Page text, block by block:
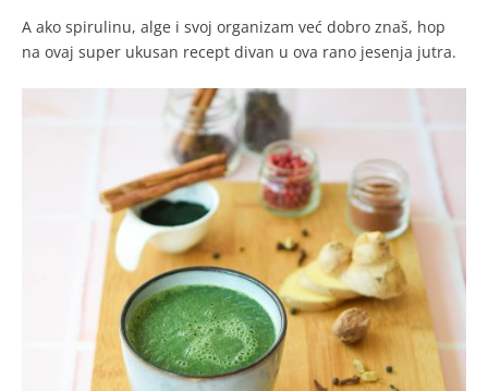
A ako spirulinu, alge i svoj organizam već dobro znaš, hop
na ovaj super ukusan recept divan u ova rano jesenja jutra.